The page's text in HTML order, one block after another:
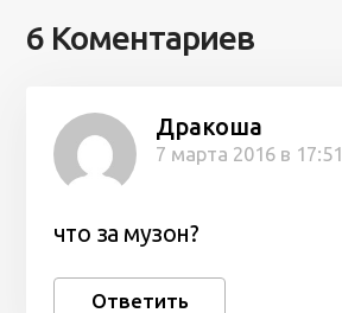
6 Коментариев
Дракоша
7 марта 2016 в 17:51
что за музон?
Ответить